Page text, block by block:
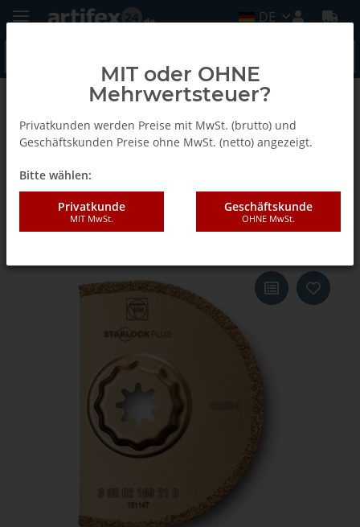
DE
Zurück zur Liste Fein
Fein Hartmetall-Sägeblatt, Ø 90
mm, VE 5 St, Aufnahme
StarlockPlus
MIT oder OHNE
Mehrwertsteuer?
Privatkunden werden Preise mit MwSt. (brutto) und
Geschäftskunden Preise ohne MwSt. (netto) angezeigt.
Bitte wählen:
Privatkunde
MIT MwSt.
Geschäftskunde
OHNE MwSt.